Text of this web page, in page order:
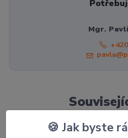
Mgr.
🍪 Jak byste